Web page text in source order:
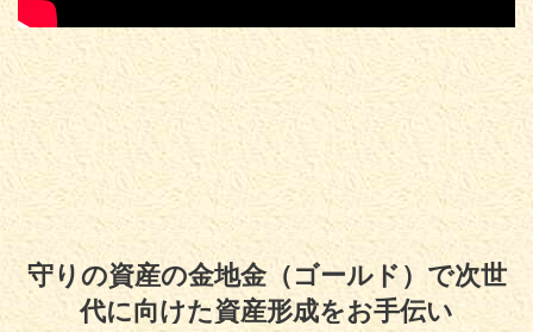
守りの資産の金地金（ゴールド）で次世
代に向けた資産形成をお手伝い